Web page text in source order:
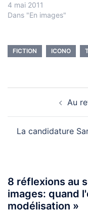
4 mai 2011
Dans "En images"
FICTION ICONO
Au
La candidature
8 réflexions au
images: quand
modélisation »